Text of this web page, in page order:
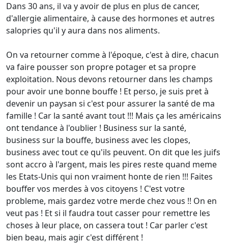
Dans 30 ans, il va y avoir de plus en plus de cancer,
d'allergie alimentaire, à cause des hormones et autres
salopries qu'il y aura dans nos aliments.
On va retourner comme à l'époque, c'est à dire, chacun
va faire pousser son propre potager et sa propre
exploitation. Nous devons retourner dans les champs
pour avoir une bonne bouffe ! Et perso, je suis pret à
devenir un paysan si c'est pour assurer la santé de ma
famille ! Car la santé avant tout !!! Mais ça les américains
ont tendance à l'oublier ! Business sur la santé,
business sur la bouffe, business avec les clopes,
business avec tout ce qu'ils peuvent. On dit que les juifs
sont accro à l'argent, mais les pires reste quand meme
les Etats-Unis qui non vraiment honte de rien !!! Faites
bouffer vos merdes à vos citoyens ! C'est votre
probleme, mais gardez votre merde chez vous !! On en
veut pas ! Et si il faudra tout casser pour remettre les
choses à leur place, on cassera tout ! Car parler c'est
bien beau, mais agir c'est différent !